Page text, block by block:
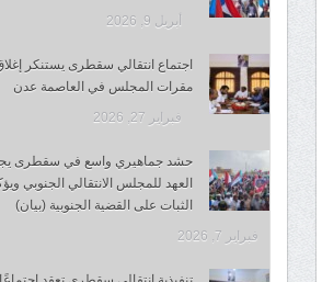
أبريل 9, 2026
اجتماع انتقالي سقطرى يستنكر
مقرات المجلس في العاصمة عدن
فبراير 27, 2026
حشد جماهيري واسع في سقطرى
العهد للمجلس الانتقالي الجنوبي
الثبات على القضية الجنوبية (بيان)
فبراير 7, 2026